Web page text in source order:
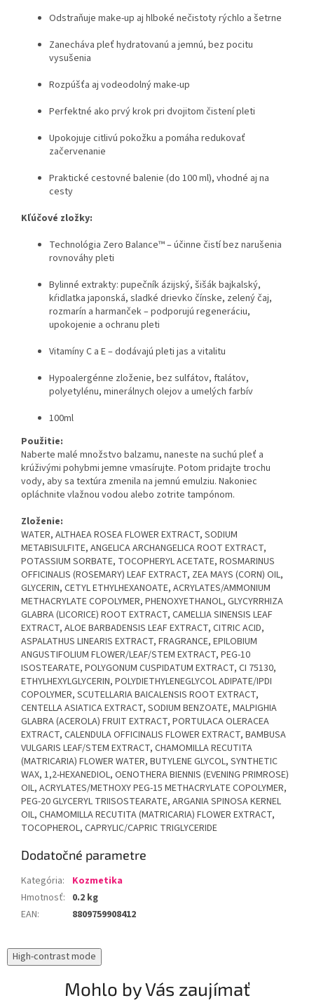
Odstraňuje make-up aj hlboké nečistoty rýchlo a šetrne
Zanecháva pleť hydratovanú a jemnú, bez pocitu
vysušenia
Rozpúšťa aj vodeodolný make-up
Perfektné ako prvý krok pri dvojitom čistení pleti
Upokojuje citlivú pokožku a pomáha redukovať
začervenanie
Praktické cestovné balenie (do 100 ml), vhodné aj na
cesty
Kľúčové zložky:
Technológia Zero Balance™ – účinne čistí bez narušenia
rovnováhy pleti
Bylinné extrakty: pupečník ázijský, šišák bajkalský,
kŕidlatka japonská, sladké drievko čínske, zelený čaj,
rozmarín a harmanček – podporujú regeneráciu,
upokojenie a ochranu pleti
Vitamíny C a E – dodávajú pleti jas a vitalitu
Hypoalergénne zloženie, bez sulfátov, ftalátov,
polyetylénu, minerálnych olejov a umelých farbív
100ml
Použitie:
Naberte malé množstvo balzamu, naneste na suchú pleť a
krúživými pohybmi jemne vmasírujte. Potom pridajte trochu
vody, aby sa textúra zmenila na jemnú emulziu. Nakoniec
opláchnite vlažnou vodou alebo zotrite tampónom.
Zloženie:
WATER, ALTHAEA ROSEA FLOWER EXTRACT, SODIUM
METABISULFITE, ANGELICA ARCHANGELICA ROOT EXTRACT,
POTASSIUM SORBATE, TOCOPHERYL ACETATE, ROSMARINUS
OFFICINALIS (ROSEMARY) LEAF EXTRACT, ZEA MAYS (CORN) OIL,
GLYCERIN, CETYL ETHYLHEXANOATE, ACRYLATES/AMMONIUM
METHACRYLATE COPOLYMER, PHENOXYETHANOL, GLYCYRRHIZA
GLABRA (LICORICE) ROOT EXTRACT, CAMELLIA SINENSIS LEAF
EXTRACT, ALOE BARBADENSIS LEAF EXTRACT, CITRIC ACID,
ASPALATHUS LINEARIS EXTRACT, FRAGRANCE, EPILOBIUM
ANGUSTIFOLIUM FLOWER/LEAF/STEM EXTRACT, PEG-10
ISOSTEARATE, POLYGONUM CUSPIDATUM EXTRACT, CI 75130,
ETHYLHEXYLGLYCERIN, POLYDIETHYLENEGLYCOL ADIPATE/IPDI
COPOLYMER, SCUTELLARIA BAICALENSIS ROOT EXTRACT,
CENTELLA ASIATICA EXTRACT, SODIUM BENZOATE, MALPIGHIA
GLABRA (ACEROLA) FRUIT EXTRACT, PORTULACA OLERACEA
EXTRACT, CALENDULA OFFICINALIS FLOWER EXTRACT, BAMBUSA
VULGARIS LEAF/STEM EXTRACT, CHAMOMILLA RECUTITA
(MATRICARIA) FLOWER WATER, BUTYLENE GLYCOL, SYNTHETIC
WAX, 1,2-HEXANEDIOL, OENOTHERA BIENNIS (EVENING PRIMROSE)
OIL, ACRYLATES/METHOXY PEG-15 METHACRYLATE COPOLYMER,
PEG-20 GLYCERYL TRIISOSTEARATE, ARGANIA SPINOSA KERNEL
OIL, CHAMOMILLA RECUTITA (MATRICARIA) FLOWER EXTRACT,
TOCOPHEROL, CAPRYLIC/CAPRIC TRIGLYCERIDE
Dodatočné parametre
Kategória:
Kozmetika
Hmotnosť: 0.2 kg
EAN: 8809759908412
High-contrast mode
Mohlo by Vás zaujímať